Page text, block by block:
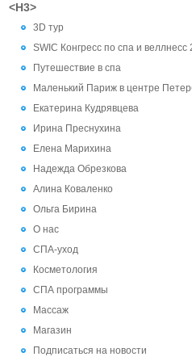
<H3>
3D тур
SWIC Конгресс по спа и веллнесс
Путешествие в спа
Маленький Париж в центре
Екатерина Кудрявцева
Ирина Преснухина
Елена Марихина
Надежда Обрезкова
Алина Коваленко
Ольга Бирина
О нас
СПА-уход
Косметология
СПА программы
Массаж
Магазин
Подписаться на новости